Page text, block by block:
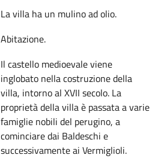
La villa ha un mulino ad olio.
Abitazione.
Il castello medioevale viene
inglobato nella costruzione della
villa, intorno al XVII secolo. La
proprietà della villa è passata a varie
famiglie nobili del perugino, a
cominciare dai Baldeschi e
successivamente ai Vermiglioli.